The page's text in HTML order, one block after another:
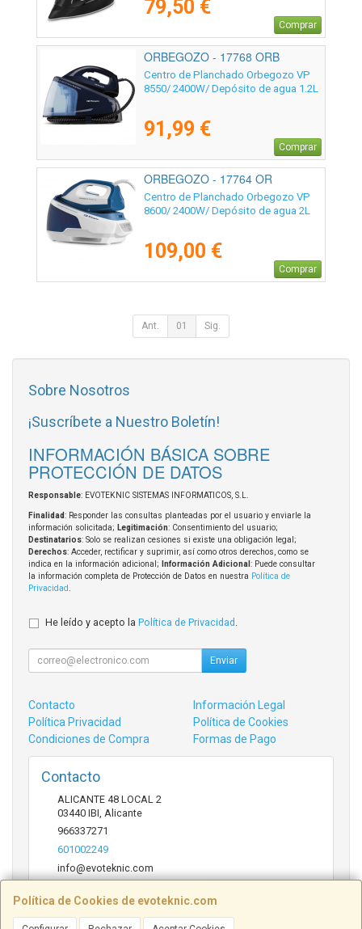
79,50 €
Comprar
ORBEGOZO - 17768 ORB
Centro de Planchado Orbegozo VP
8550/ 2400W/ Depósito de agua 1.2L
91,99 €
Comprar
ORBEGOZO - 17764 OR
Centro de Planchado Orbegozo VP
8600/ 2400W/ Depósito de agua 2L
109,00 €
Comprar
Ant. 01 Sig.
Política de Cookies de evoteknic.com
Sobre Nosotros
¡Suscríbete a Nuestro Boletín!
INFORMACIÓN BÁSICA SOBRE
PROTECCIÓN DE DATOS
Responsable: EVOTEKNIC SISTEMAS INFORMATICOS, S.L.
Finalidad: Responder las consultas planteadas por el usuario y enviarle la
información solicitada; Legitimación: Consentimiento del usuario;
Destinatarios: Solo se realizan cesiones si existe una obligación legal;
Derechos: Acceder, rectificar y suprimir, así como otros derechos, como se
indica en la información adicional;
Información Adicional : Puede consultar
la información completa de Protección de Datos en nuestra Política de
Privacidad
He leído y acepto la Política de Privacidad .
Enviar
Contacto
Información Legal
Política Privacidad
Política de Cookies
Condiciones de Compra
Formas de Pago
Contacto
ALICANTE 48 LOCAL 2
03440 IBI, Alicante
966337271
601002249
info@evoteknic.com
Horario